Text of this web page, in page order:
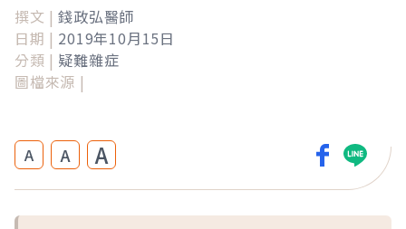
撰文 | 錢政弘醫師
日期 | 2019年10月15日
分類 | 疑難雜症
圖檔來源 |
A A A